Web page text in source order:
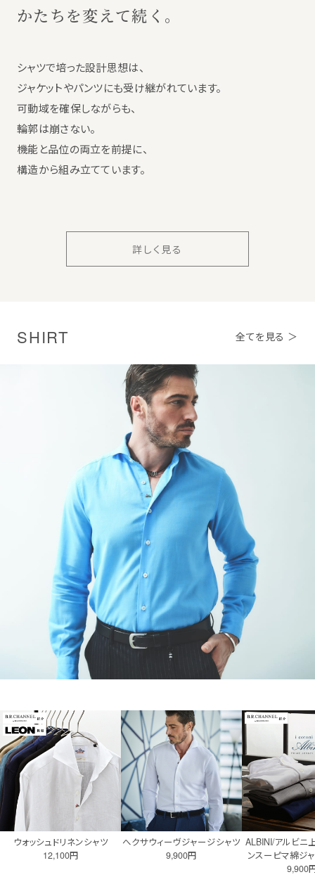
かたちを変えて続く。
シャツで培った設計思想は、
ジャケットやパンツにも受け継がれています。
可動域を確保しながらも、
輪郭は崩さない。
機能と品位の両立を前提に、
構造から組み立てています。
詳しく見る
SHIRT 全てを見る ＞
ウォッシュドリネンシャツ
12,100円
へクサウィーヴジャージシャツ
9,900円
ALBINI/アルビニ
ンスーピマ綿ジ
9,900